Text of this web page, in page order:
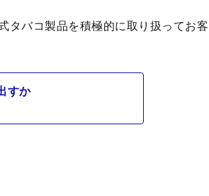
タバコ製品を積極的に取り扱ってお客
すか